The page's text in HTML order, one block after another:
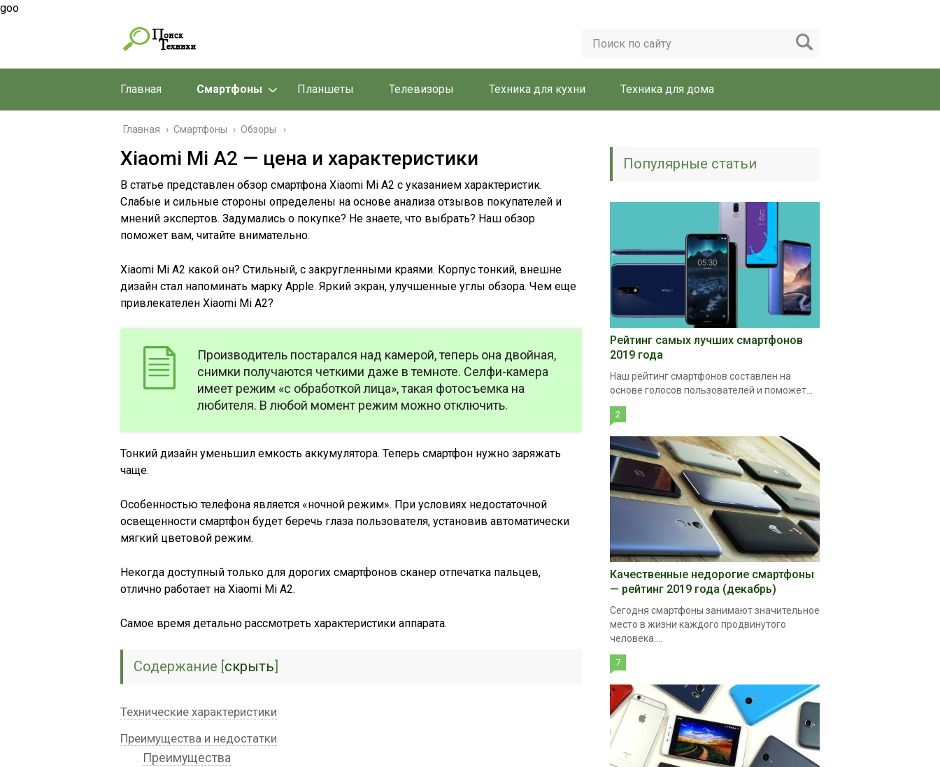
goo
Главная Смартфоны Планшеты Телевизоры Техника для кухни Техника для дома
Главная › Смартфоны › Обзоры
Xiaomi Mi A2 — цена и характеристики
В статье представлен обзор смартфона Xiaomi Mi A2 с указанием характеристик.
Слабые и сильные стороны определены на основе анализа отзывов покупателей и
мнений экспертов. Задумались о покупке? Не знаете, что выбрать? Наш обзор
поможет вам, читайте внимательно.
Xiaomi Mi A2 какой он? Стильный, с закругленными краями. Корпус тонкий, внешне
дизайн стал напоминать марку Apple. Яркий экран, улучшенные углы обзора. Чем еще
привлекателен Xiaomi Mi A2?
Производитель постарался над камерой, теперь она двойная,
снимки получаются четкими даже в темноте. Селфи-камера
имеет режим «с обработкой лица», такая фотосъемка на
любителя. В любой момент режим можно отключить.
Тонкий дизайн уменьшил емкость аккумулятора. Теперь смартфон нужно заряжать
чаще.
Особенностью телефона является «ночной режим». При условиях недостаточной
освещенности смартфон будет беречь глаза пользователя, установив автоматически
мягкий цветовой режим.
Некогда доступный только для дорогих смартфонов сканер отпечатка пальцев,
отлично работает на Xiaomi Mi A2.
Самое время детально рассмотреть характеристики аппарата.
Содержание [скрыть]
Технические характеристики
Преимущества и недостатки
Преимущества
Популярные статьи
Рейтинг самых лучших смартфонов
2019 года
Наш рейтинг смартфонов составлен на
основе голосов пользователей и поможет...
2
Качественные недорогие смартфоны
— рейтинг 2019 года (декабрь)
Сегодня смартфоны занимают значительное
место в жизни каждого продвинутого
человека....
7